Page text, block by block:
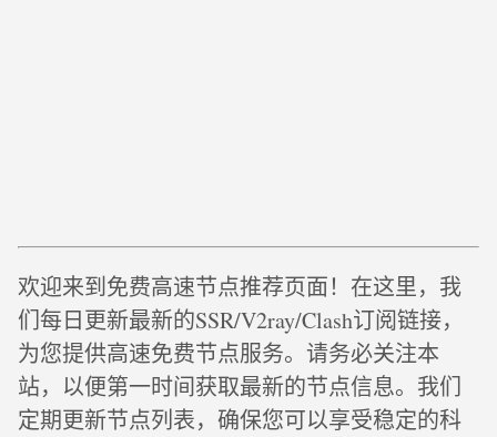
欢迎来到免费高速节点推荐页面！在这里，我
们每日更新最新的SSR/V2ray/Clash订阅链接，
为您提供高速免费节点服务。请务必关注本
站，以便第一时间获取最新的节点信息。我们
定期更新节点列表，确保您可以享受稳定的科